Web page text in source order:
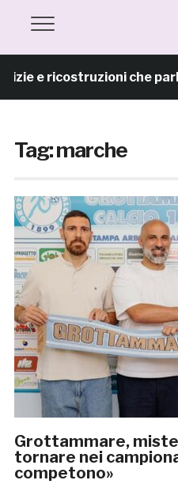
che parlano di
Tag:marche
Grottammare,
tornare nei
competono»